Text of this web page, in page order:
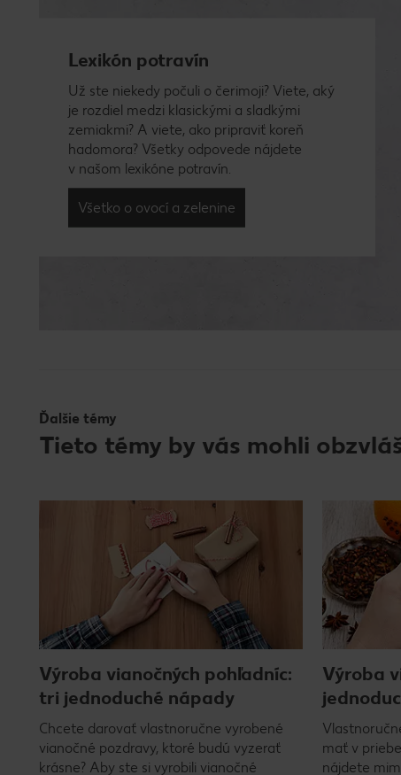
Lexikón potravín
Už ste niekedy počuli o čerimoji? Viete, aký
je rozdiel medzi klasickými a sladkými
zemiakmi? A viete, ako pripraviť koreň
hadomora? Všetky odpovede nájdete
v našom lexikóne potravín.
Všetko o ovocí a zelenine
Ďalšie témy
Tieto témy by vás mohli
Výroba vianočných pohľadníc:
tri jednoduché nápady
Chcete darovať vlastnoručne vyrobené
vianočné pozdravy, ktoré budú vyzerať
krásne? Aby ste si vyrobili vianočné
Výroba
mať v
nájdete